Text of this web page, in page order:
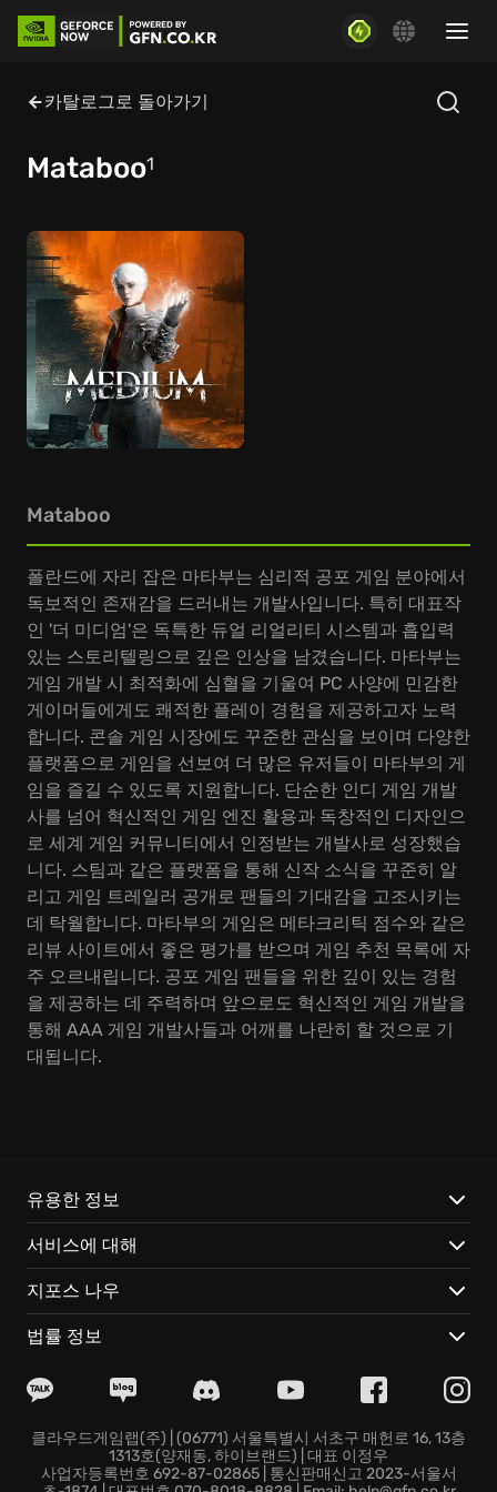
카탈로그로 돌아가기
Mataboo1
Mataboo
폴란드에 자리 잡은 마타부는 심리적 공포 게임 분야에서
독보적인 존재감을 드러내는 개발사입니다. 특히 대표작
인 '더 미디엄'은 독특한 듀얼 리얼리티 시스템과 흡입력
있는 스토리텔링으로 깊은 인상을 남겼습니다. 마타부는
게임 개발 시 최적화에 심혈을 기울여 PC 사양에 민감한
게이머들에게도 쾌적한 플레이 경험을 제공하고자 노력
합니다. 콘솔 게임 시장에도 꾸준한 관심을 보이며 다양한
플랫폼으로 게임을 선보여 더 많은 유저들이 마타부의 게
임을 즐길 수 있도록 지원합니다. 단순한 인디 게임 개발
사를 넘어 혁신적인 게임 엔진 활용과 독창적인 디자인으
로 세계 게임 커뮤니티에서 인정받는 개발사로 성장했습
니다. 스팀과 같은 플랫폼을 통해 신작 소식을 꾸준히 알
리고 게임 트레일러 공개로 팬들의 기대감을 고조시키는
데 탁월합니다. 마타부의 게임은 메타크리틱 점수와 같은
리뷰 사이트에서 좋은 평가를 받으며 게임 추천 목록에 자
주 오르내립니다. 공포 게임 팬들을 위한 깊이 있는 경험
을 제공하는 데 주력하며 앞으로도 혁신적인 게임 개발을
통해 AAA 게임 개발사들과 어깨를 나란히 할 것으로 기
대됩니다.
유용한 정보
서비스에 대해
지포스 나우
법률 정보
클라우드게임랩(주) | (06771) 서울특별시 서초구 매헌로 16, 13층
1313호(양재동, 하이브랜드) | 대표 이정우
사업자등록번호 692-87-02865 | 통신판매신고 2023-서울서